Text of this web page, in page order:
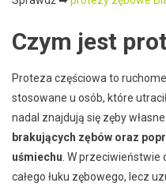
Czym jest
Proteza częściowa to
stosowane u osób, które
nadal znajdują się zęby
brakujących zębów oraz
uśmiechu . W
całego łuku zębowego, lecz